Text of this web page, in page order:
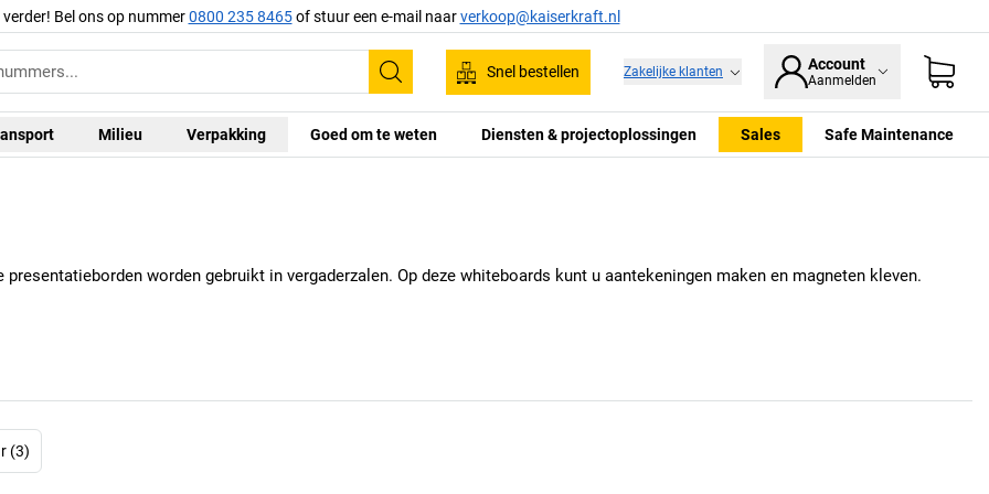
Bel ons op nummer0800 235 8465of stuur een e-mail naarverkoop@kaiserkraft.nl
Zoeken
Snel bestellen Zakelijke klanten Account
Aanmelden
Milieu Verpakking Goed om te weten Diensten & projectoplossingen Sales Safe Maintenance
worden gebruikt in vergaderzalen. Op deze whiteboards kunt u aantekeningen maken en magneten kleven.
(3)